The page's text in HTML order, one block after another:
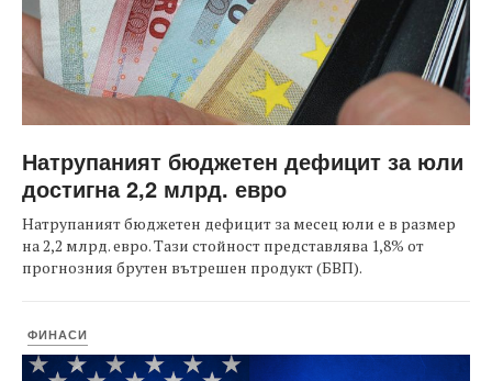
Натрупаният бюджетен дефицит за юли
достигна 2,2 млрд. евро
Натрупаният бюджетен дефицит за месец юли е в размер
на 2,2 млрд. евро. Тази стойност представлява 1,8% от
прогнозния брутен вътрешен продукт (БВП).
ФИНАСИ